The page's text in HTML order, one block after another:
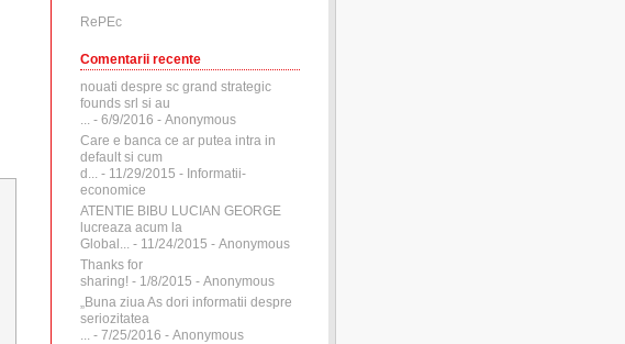
RePEc
Comentarii recente
nouati despre sc grand strategic
founds srl si au
... - 6/9/2016 - Anonymous
Care e banca ce ar putea intra in
default si cum
d... - 11/29/2015 - Informatii-
economice
ATENTIE BIBU LUCIAN GEORGE
lucreaza acum la
Global... - 11/24/2015 - Anonymous
Thanks for
sharing! - 1/8/2015 - Anonymous
„Buna ziua As dori informatii despre
seriozitatea
... - 7/25/2016 - Anonymous